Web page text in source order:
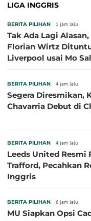
LIGA INGGRIS
BERITA PILIHAN 1 jam lalu
Tak Ada Lagi
Florian Wirtz
Liverpool usai Mo
BERITA PILIHAN 4 jam lalu
Segera Diresmikan,
Chavarria Debut di
BERITA PILIHAN 4 jam lalu
Leeds United Resmi
Trafford, Pecahkan
Inggris
BERITA PILIHAN 6 jam lalu
MU Siapkan Opsi